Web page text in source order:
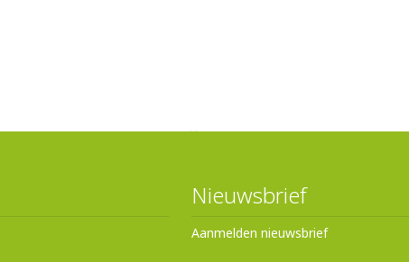
Nieuwsbrief
Aanmelden nieuwsbrief